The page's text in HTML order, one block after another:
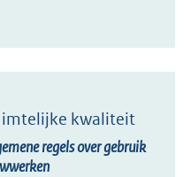
kwaliteit
regels over gebruik